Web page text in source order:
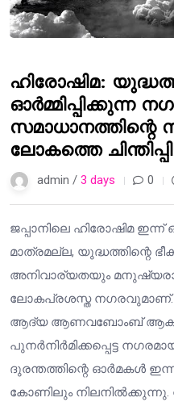
ഹിരോഷിമ:
ഓർമ്മിപ്പിക്കുന്ന
സമാധാനത്തിന്റെ
ലോകത്തെ
admin / 3 days 0
ജപ്പാനിലെ ഹിരോഷിമ
മാത്രമല്ല, യുദ്ധത്തിന്റെ
അനിവാര്യതയും
ലോകപ്രശസ്ത നഗരവുമാണ്.
ആദ്യ ആണവബോംബ്
പുനർനിർമിക്കപ്പെട്ട
ദുരന്തത്തിന്റെ ഓർമകൾ
കോണിലും നിലനിൽക്കുന്നു.